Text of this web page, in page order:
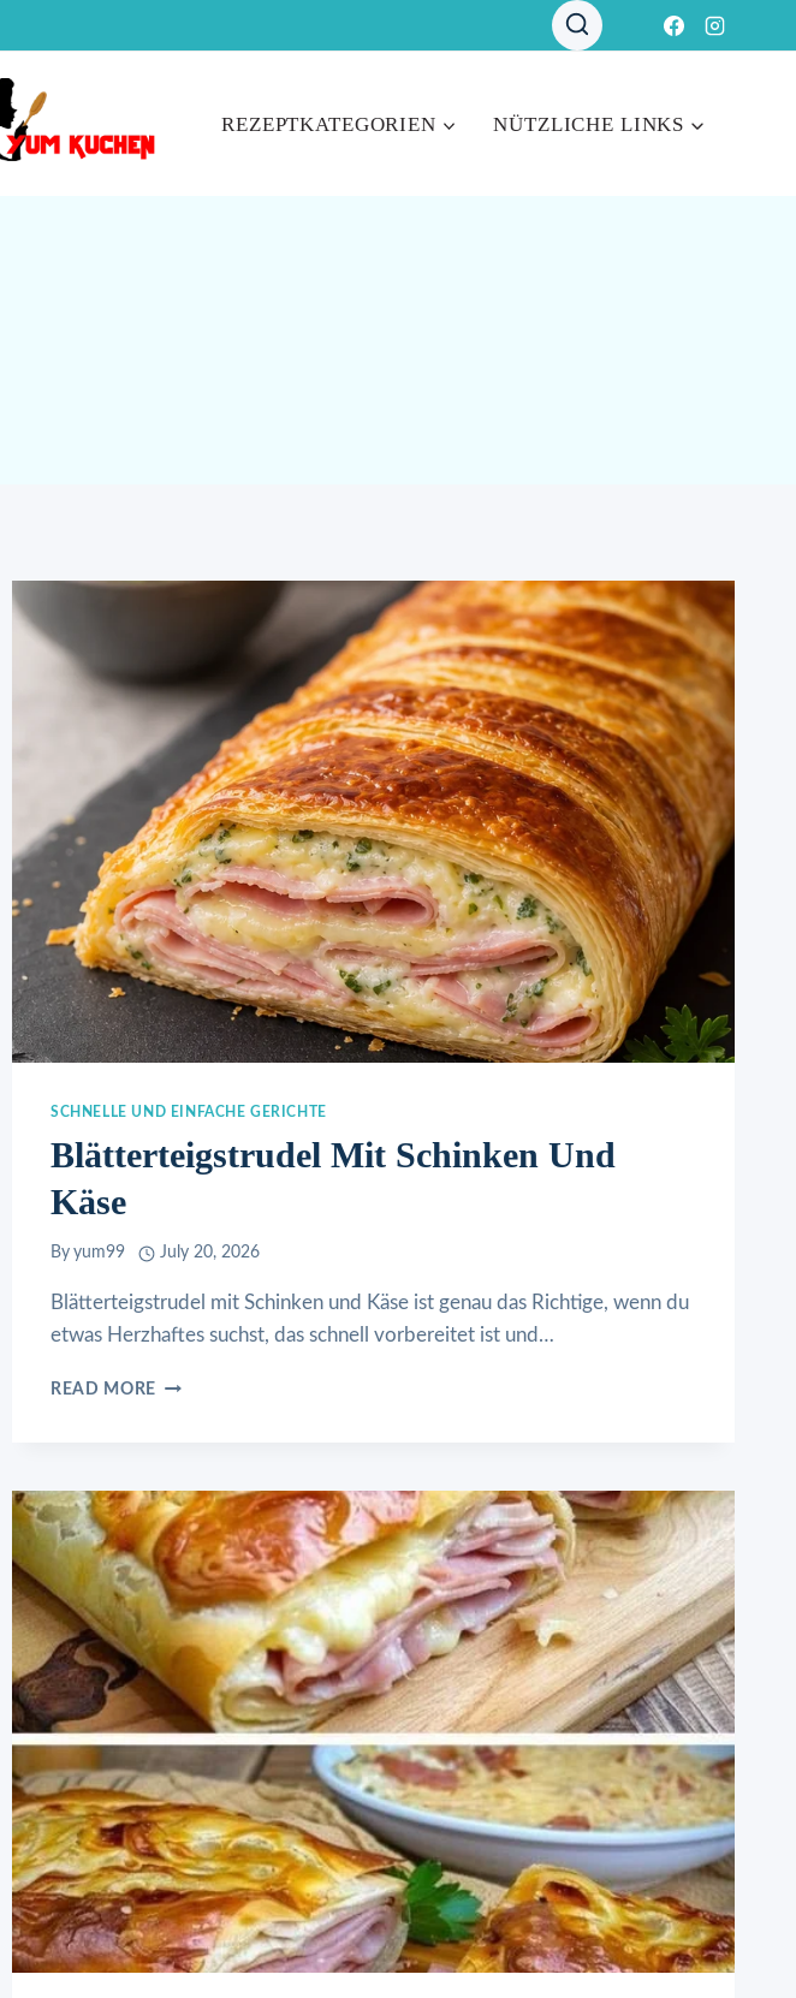
REZEPTKATEGORIEN NÜTZLICHE LINKS
SCHNELLE UND EINFACHE GERICHTE
Blätterteigstrudel Mit Schinken Und
Käse
By yum99 July 20, 2026
Blätterteigstrudel mit Schinken und Käse ist genau das Richtige, wenn du
etwas Herzhaftes suchst, das schnell vorbereitet ist und…
READ MORE BLÄTTERTEIGSTRUDEL